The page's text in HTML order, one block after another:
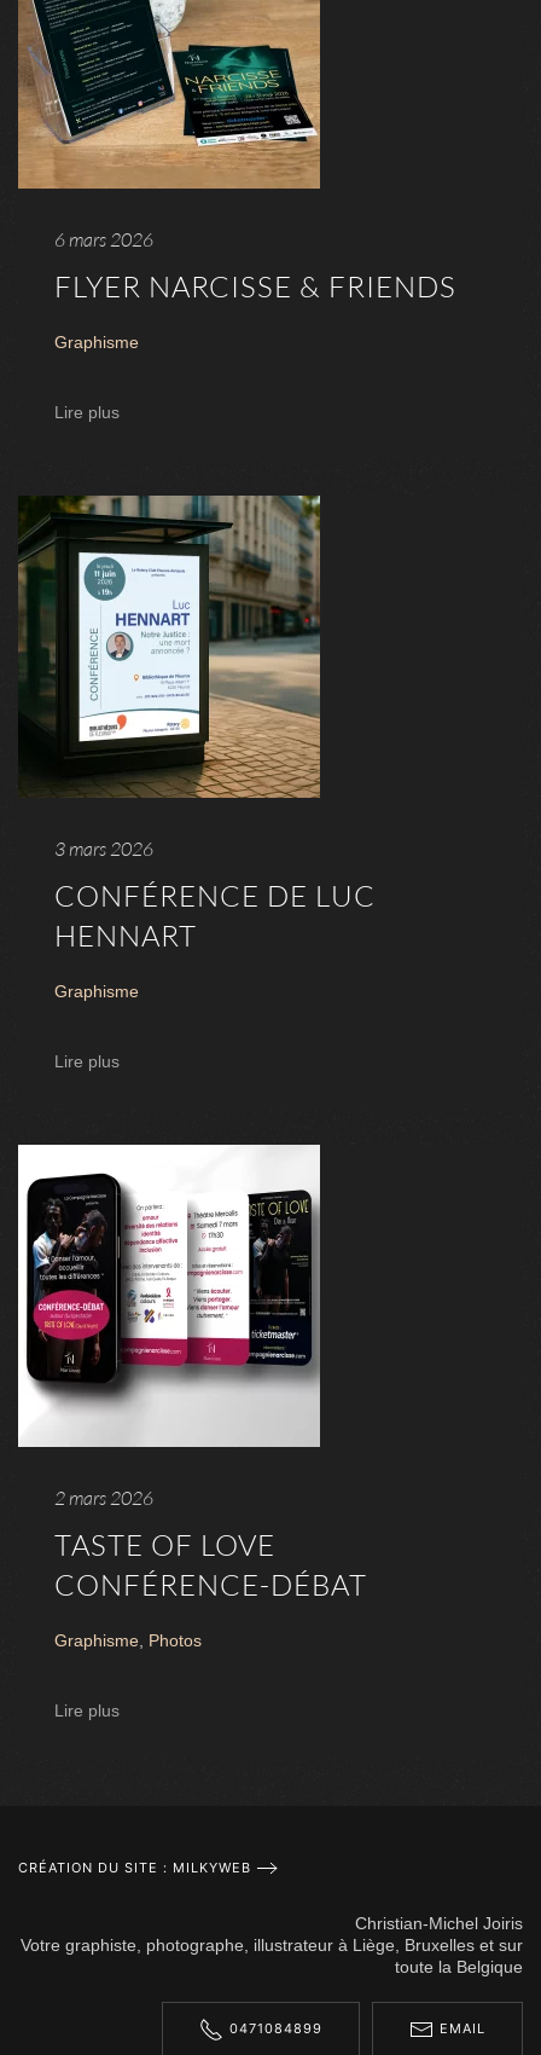
6 mars 2026
FLYER NARCISSE & FRIENDS
Graphisme
Lire plus
3 mars 2026
CONFÉRENCE DE LUC
HENNART
Graphisme
Lire plus
2 mars 2026
TASTE OF LOVE
CONFÉRENCE-DÉBAT
Graphisme, Photos
Lire plus
CRÉATION DU SITE : MILKYWEB
Christian-Michel Joiris
Votre graphiste, photographe, illustrateur à Liège, Bruxelles et sur
toute la Belgique
0471084899 EMAIL